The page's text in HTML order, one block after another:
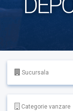
Sucursala
Categorie vanzare